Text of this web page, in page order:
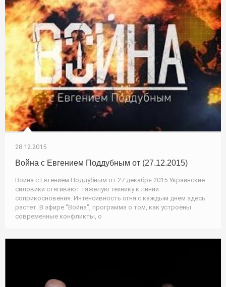
28.12.2015
Война с Евгением Поддубным от (27.12.2015)
Война с Евгением Поддубным от 27 декабря 2015 Украинские
силовики стягивают тяжелую технику к линии
соприкосновения. Интенсивность огня с каждым днем здесь
растет. В эфире "Война", программа о том, как устроены
современные конфликты, о